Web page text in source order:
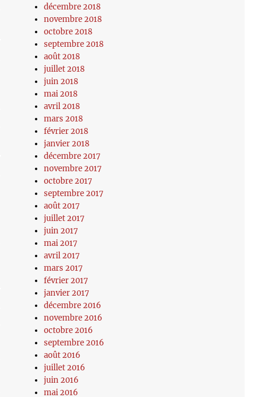
décembre 2018
novembre 2018
octobre 2018
septembre 2018
août 2018
juillet 2018
juin 2018
mai 2018
avril 2018
mars 2018
février 2018
janvier 2018
décembre 2017
novembre 2017
octobre 2017
septembre 2017
août 2017
juillet 2017
juin 2017
mai 2017
avril 2017
mars 2017
février 2017
janvier 2017
décembre 2016
novembre 2016
octobre 2016
septembre 2016
août 2016
juillet 2016
juin 2016
mai 2016